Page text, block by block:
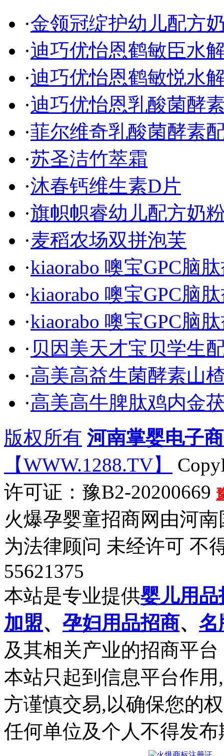
·金领冠绽护幼儿配方
·迪巧优怡恩鹤敏臣水
·迪巧优怡恩鹤敏悦水
·迪巧优怡恩乳酸菌酵
·菲尔维奇乳酸菌酵素
·苏圣洁竹萃霜
·沐春钙维生素D片
·旗帜帜睿幼儿配方奶
·麦稻农场双拼泡芙
·kiaorabo 噢宝GPC脑
·kiaorabo 噢宝GPC脑
·kiaorabo 噢宝GPC脑
· 贝因美天才宝贝学生
·高美高益生菌酵素山
·高美高牛脾肽鸡内金
版权所有 河南掌婴电子
【WWW.1288.TV】
许可证：豫B2-20200669
火爆孕婴童招商网由河
为法律顾问 未经许可 不
55621375
本站是专业提供婴儿用品
加盟、 孕妇用品招商、 名
及其相关产业的招商平台
本站只起到信息平台作
方谨慎交易,以确保您的
任何单位及个人不得发